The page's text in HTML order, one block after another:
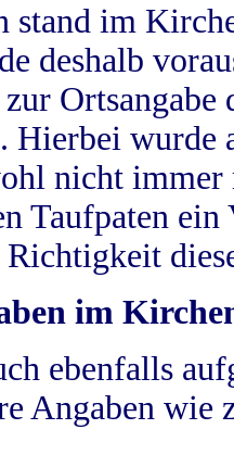
stand im
deshalb
Hierbei wurde
nicht
Taufpaten
im
ebenfalls
Angaben wie